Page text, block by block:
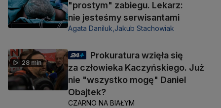
"prostym" zabiegu. Lekarz:
nie jesteśmy serwisantami
Agata Daniluk, Jakub Stachowiak
28 min
Prokuratura wzięła się
za człowieka Kaczyńskiego. Już
nie "wszystko mogę" Daniel
Obajtek?
CZARNO NA BIAŁYM